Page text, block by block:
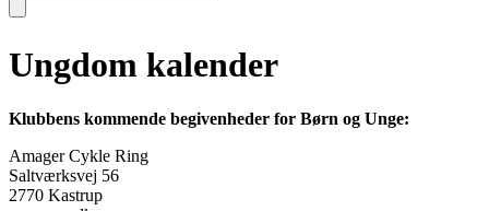
Ungdom kalender
Klubbens kommende begivenheder for Børn og Unge:
Amager Cykle Ring
Saltværksvej 56
2770 Kastrup